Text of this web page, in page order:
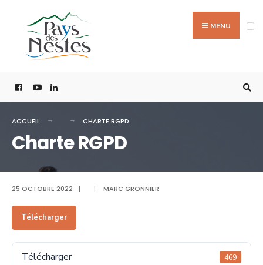
MENU
ACCUEIL CHARTE RGPD
Charte RGPD
25 OCTOBRE 2022 | | MARC GRONNIER
Télécharger
Télécharger 469